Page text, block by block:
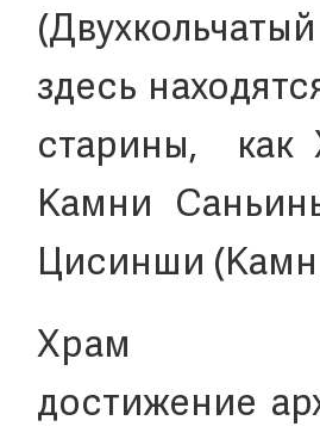
здесь
старины, как
Камни
Цисинши
Храм
достижение